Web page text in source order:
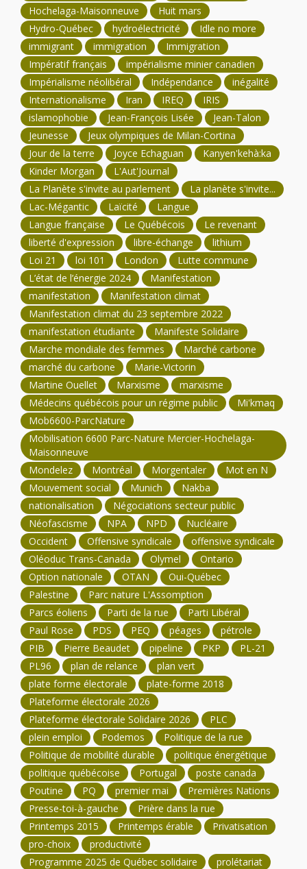
Hochelaga-Maisonneuve
Huit mars
Hydro-Québec
hydroélectricité
Idle no more
immigrant
immigration
Immigration
Impératif français
impérialisme minier canadien
Impérialisme néolibéral
Indépendance
inégalité
Internationalisme
Iran IREQ
IRIS
islamophobie
Jean-François Lisée
Jean-Talon
Jeunesse
Jeux olympiques de Milan-Cortina
Jour de la terre
Joyce Echaguan
Kanyen'kehà:ka
Kinder Morgan
L'Aut'Journal
La Planète s'invite au parlement
La planète s'invite...
Lac-Mégantic
Laïcité
Langue
Langue française
Le Québécois
Le revenant
liberté d'expression
libre-échange
lithium
Loi 21
loi 101 London
Lutte commune
L’état de l’énergie 2024
Manifestation
manifestation
Manifestation climat
Manifestation climat du 23 septembre 2022
manifestation étudiante
Manifeste Solidaire
Marche mondiale des femmes
Marché carbone
marché du carbone
Marie-Victorin
Martine Ouellet
Marxisme
marxisme
Médecins québécois pour un régime public
Mi'kmaq
Mob6600-ParcNature
Mobilisation 6600 Parc-Nature Mercier-Hochelaga-
Maisonneuve
Mondelez
Montréal Morgentaler
Mot en N
Mouvement social
Munich
Nakba
nationalisation
Négociations secteur public
Néofascisme
NPA NPD
Nucléaire
Occident
Offensive syndicale
offensive syndicale
Oléoduc Trans-Canada
Olymel
Ontario
Option nationale
OTAN
Oui-Québec
Palestine
Parc nature L'Assomption
Parcs éoliens
Parti de la rue
Parti Libéral
Paul Rose
PDS PEQ péages
pétrole
PIB
Pierre Beaudet pipeline PKP
PL-21
PL96
plan de relance
plan vert
plate forme électorale
plate-forme 2018
Plateforme électorale 2026
Plateforme électorale Solidaire 2026
PLC
plein emploi
Podemos
Politique de la rue
Politique de mobilité durable
politique énergétique
politique québécoise
Portugal
poste canada
Poutine
PQ premier mai
Premières Nations
Presse-toi-à-gauche
Prière dans la rue
Printemps 2015
Printemps érable
Privatisation
pro-choix
productivité
Programme 2025 de Québec solidaire
prolétariat